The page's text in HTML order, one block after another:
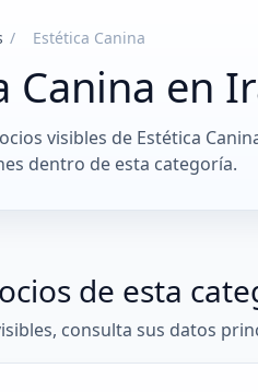
/ Estética Canina
Canina en
visibles de Estética
dentro de esta categoría.
de esta
consulta sus datos